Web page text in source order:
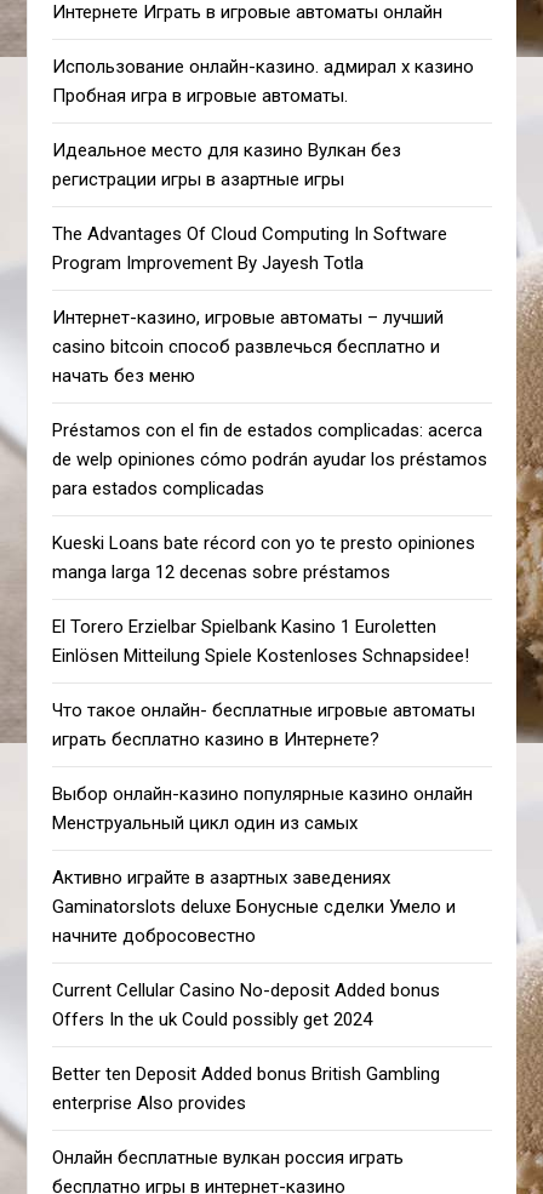
Интернете Играть в игровые автоматы онлайн
Использование онлайн-казино. адмирал х казино
Пробная игра в игровые автоматы.
Идеальное место для казино Вулкан без
регистрации игры в азартные игры
The Advantages Of Cloud Computing In Software
Program Improvement By Jayesh Totla
Интернет-казино, игровые автоматы – лучший
casino bitcoin способ развлечься бесплатно и
начать без меню
Préstamos con el fin de estados complicadas: acerca
de welp opiniones cómo podrán ayudar los préstamos
para estados complicadas
Kueski Loans bate récord con yo te presto opiniones
manga larga 12 decenas sobre préstamos
El Torero Erzielbar Spielbank Kasino 1 Euroletten
Einlösen Mitteilung Spiele Kostenloses Schnapsidee!
Что такое онлайн- бесплатные игровые автоматы
играть бесплатно казино в Интернете?
Выбор онлайн-казино популярные казино онлайн
Менструальный цикл один из самых
Активно играйте в азартных заведениях
Gaminatorslots deluxe Бонусные сделки Умело и
начните добросовестно
Current Cellular Casino No-deposit Added bonus
Offers In the uk Could possibly get 2024
Better ten Deposit Added bonus British Gambling
enterprise Also provides
Онлайн бесплатные вулкан россия играть
бесплатно игры в интернет-казино